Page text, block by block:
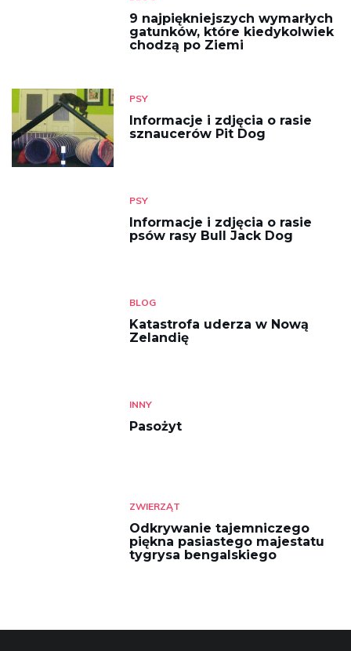
9 najpiękniejszych wymarłych
gatunków, które kiedykolwiek
chodzą po Ziemi
PSY
Informacje i zdjęcia o rasie
sznaucerów Pit Dog
PSY
Informacje i zdjęcia o rasie
psów rasy Bull Jack Dog
BLOG
Katastrofa uderza w Nową
Zelandię
INNY
Pasożyt
ZWIERZĄT
Odkrywanie tajemniczego
piękna pasiastego majestatu
tygrysa bengalskiego